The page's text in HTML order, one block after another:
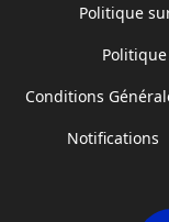
Politique
Conditions
Notifications